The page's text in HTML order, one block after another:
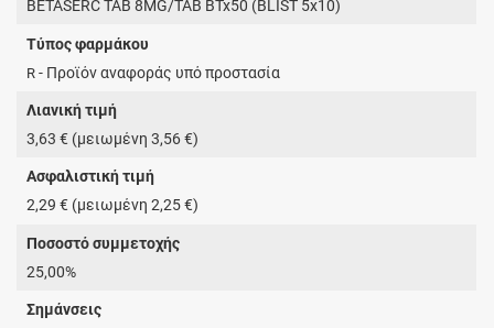
BETASERC TAB 8MG/TAB BTx50 (BLIST 5x10)
Τύπος φαρμάκου
R - Προϊόν αναφοράς υπό προστασία
Λιανική τιμή
3,63 € (μειωμένη 3,56 €)
Ασφαλιστική τιμή
2,29 € (μειωμένη 2,25 €)
Ποσοστό συμμετοχής
25,00%
Σημάνσεις